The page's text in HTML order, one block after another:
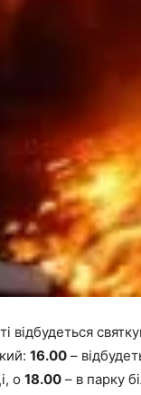
відбудеться
16.00 –
о 18.00 – в парку